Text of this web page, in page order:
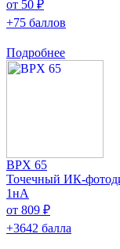
от 50 ₽
+75 баллов
Подробнее
BPX 65
Точечный ИК-
1нА
от 809 ₽
+3642 балла